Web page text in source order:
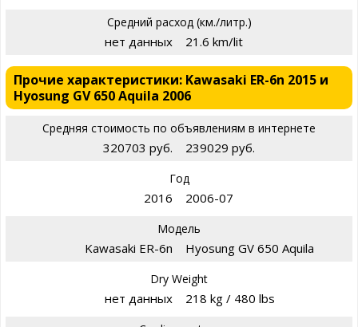
Средний расход (км./литр.)
нет данных 21.6 km/lit
Прочие характеристики: Kawasaki ER-6n 2015 и
Hyosung GV 650 Aquila 2006
Средняя стоимость по объявлениям в интернете
320703 руб. 239029 руб.
Год
2016 2006-07
Модель
Kawasaki ER-6n Hyosung GV 650 Aquila
Dry Weight
нет данных 218 kg / 480 lbs